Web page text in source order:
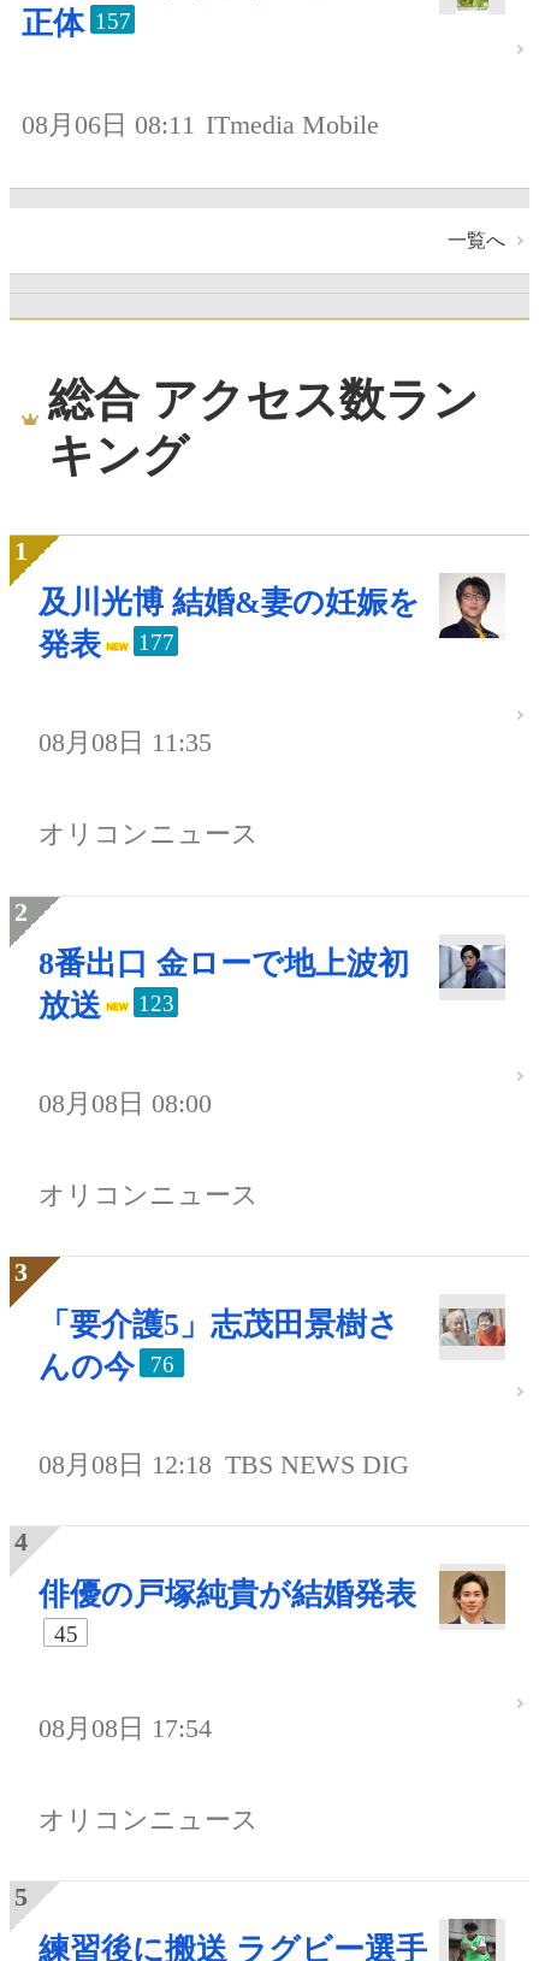
正体 157
08月06日 08:11 ITmedia Mobile
一覧へ
総合 アクセス数ラン
キング
及川光博 結婚&妻の妊娠を
発表
177
08月08日 11:35
オリコンニュース
8番出口 金ローで地上波初
放送
123
08月08日 08:00
オリコンニュース
「要介護5」志茂田景樹さ
んの今
76
08月08日 12:18 TBS NEWS DIG
俳優の戸塚純貴が結婚発表
45
08月08日 17:54
オリコンニュース
練習後に搬送 ラグビー選手